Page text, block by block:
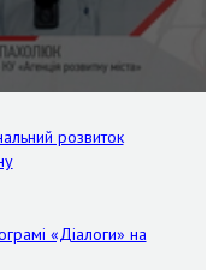
розвиток
«Діалоги» на